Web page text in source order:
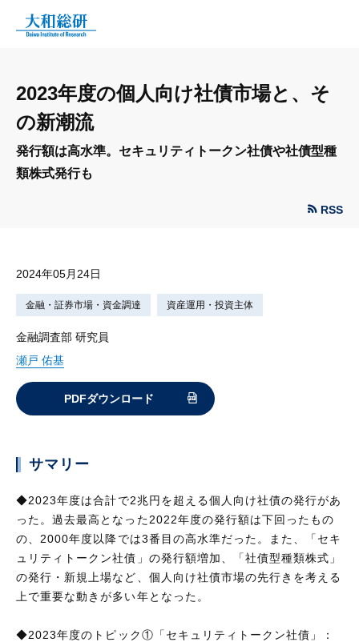
2023年度の個人向け社債市場と、そ
の新潮流
発行額は高水準。セキュリティトークン社債や社債型種
類株式発行も
RSS
2024年05月24日
金融・証券市場・資金調達 資産運用・投資主体
金融調査部 研究員
瀬戸 佑基
PDFダウンロード
サマリー
◆2023年度は合計で2兆円を超える個人向け社債の発行があ
った。過去最高となった2022年度の発行額は下回ったもの
の、2000年度以降では3番目の高水準だった。また、「セキ
ュリティトークン社債」の発行額増加、「社債型種類株式」
の発行・新規上場など、個人向け社債市場の先行きを考える
上で重要な動きが多い年となった。
◆2023年度のトピック①「セキュリティトークン社債」：